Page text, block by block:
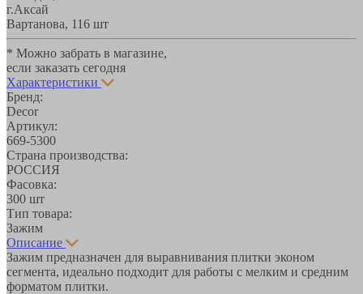
г.Аксай
Вартанова, 116 шт
* Можно забрать в магазине,
если заказать сегодня
Характеристики
Бренд:
Decor
Артикул:
669-5300
Страна производства:
РОССИЯ
Фасовка:
300 шт
Тип товара:
Зажим
Описание
Зажим предназначен для выравнивания плитки эконом
сегмента, идеально подходит для работы с мелким и средним
форматом плитки.